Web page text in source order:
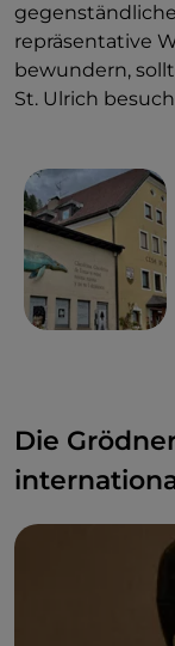
repräsentative
bewundern,
St. Ulrich
Die